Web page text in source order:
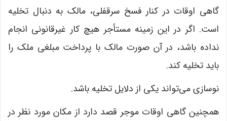
گاهی اوقات در کنار فسخ سرقفلی، مالک به دنبال تخلیه
است. اگر در این زمینه مستأجر هیچ کار غیرقانونی انجام
نداده باشد، در آن صورت مالک با پرداخت مبلغی ملک را
باید تخلیه کند.
نوسازی می‌تواند یکی از دلایل تخلیه باشد.
همچنین گاهی اوقات موجر قصد دارد از مکان مورد نظر در